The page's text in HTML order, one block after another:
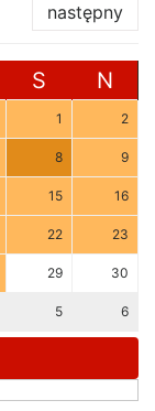
następny
S N
1 2
8 9
15 16
22 23
29 30
5 6